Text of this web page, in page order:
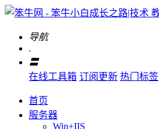
导航
.
〓
在线工具箱 订阅更新 热门标签
首页
服务器
Win+IIS